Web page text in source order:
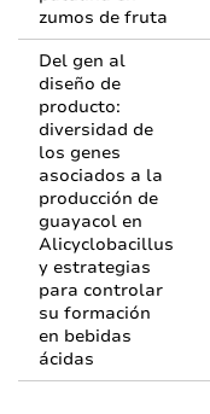
zumos de fruta
Del gen al
diseño de
producto:
diversidad de
los genes
asociados a la
producción de
guayacol en
Alicyclobacillus
y estrategias
para controlar
su formación
en bebidas
ácidas